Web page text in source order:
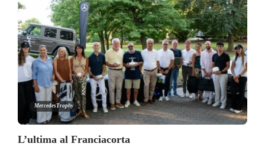
MercedesTrophy
L’ultima al Franciacorta